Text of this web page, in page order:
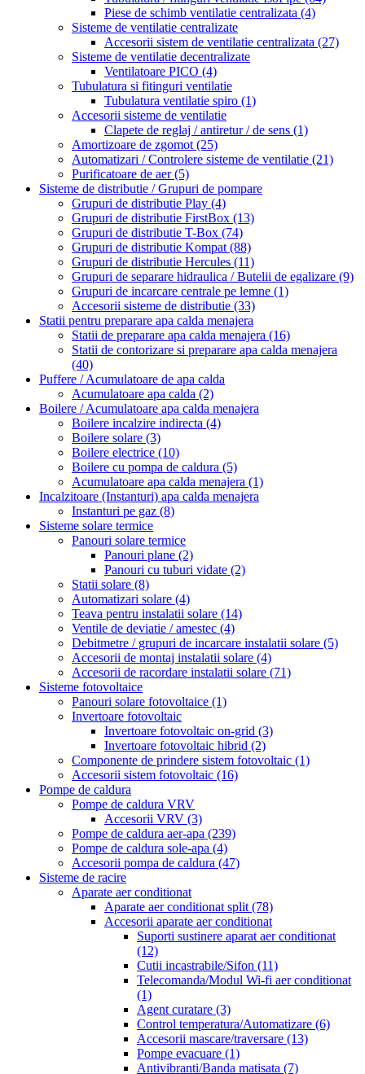
Piese de schimb ventilatie centralizata (4)
Sisteme de ventilatie centralizate
Accesorii sistem de ventilatie centralizata (27)
Sisteme de ventilatie decentralizate
Ventilatoare PICO (4)
Tubulatura si fitinguri ventilatie
Tubulatura ventilatie spiro (1)
Accesorii sisteme de ventilatie
Clapete de reglaj / antiretur / de sens (1)
Amortizoare de zgomot (25)
Automatizari / Controlere sisteme de ventilatie (21)
Purificatoare de aer(5)
Sisteme de distributie / Grupuri de pompare
Grupuri de distributie Play (4)
Grupuri de distributie FirstBox (13)
Grupuri de distributie T-Box (74)
Grupuri de distributie Kompat (88)
Grupuri de distributie Hercules (11)
Grupuri de separare hidraulica / Butelii de egalizare (9)
Grupuri de incarcare centrale pe lemne (1)
Accesorii sisteme de distributie (33)
Statii pentru preparare apa calda menajera
Statii de preparare apa calda menajera (16)
Statii de contorizare si preparare apa calda menajera
(40)
Puffere / Acumulatoare de apa calda
Acumulatoare apa calda (2)
Boilere / Acumulatoare apa calda menajera
Boilere incalzire indirecta (4)
Boilere solare (3)
Boilere electrice (10)
Boilere cu pompa de caldura (5)
Acumulatoare apa calda menajera (1)
Incalzitoare (Instanturi) apa calda menajera
Instanturi pe gaz (8)
Sisteme solare termice
Panouri solare termice
Panouri plane (2)
Panouri cu tuburi vidate (2)
Statii solare (8)
Automatizari solare (4)
Teava pentru instalatii solare (14)
Ventile de deviatie / amestec (4)
Debitmetre / grupuri de incarcare instalatii solare (5)
Accesorii de montaj instalatii solare (4)
Accesorii de racordare instalatii solare (71)
Sisteme fotovoltaice
Panouri solare fotovoltaice (1)
Invertoare fotovoltaic
Invertoare fotovoltaic on-grid (3)
Invertoare fotovoltaic hibrid (2)
Componente de prindere sistem fotovoltaic (1)
Accesorii sistem fotovoltaic (16)
Pompe de caldura
Pompe de caldura VRV
Accesorii VRV (3)
Pompe de caldura aer-apa (239)
Pompe de caldura sole-apa (4)
Accesorii pompa de caldura (47)
Sisteme de racire
Aparate aer conditionat
Aparate aer conditionat split (78)
Accesorii aparate aer conditionat
Suporti sustinere aparat aer conditionat
(12)
Cutii incastrabile/Sifon (11)
Telecomanda/Modul Wi-fi aer conditionat
(1)
Agent curatare (3)
Control temperatura/Automatizare (6)
Accesorii mascare/traversare (13)
Pompe evacuare (1)
Antivibranti/Banda matisata (7)